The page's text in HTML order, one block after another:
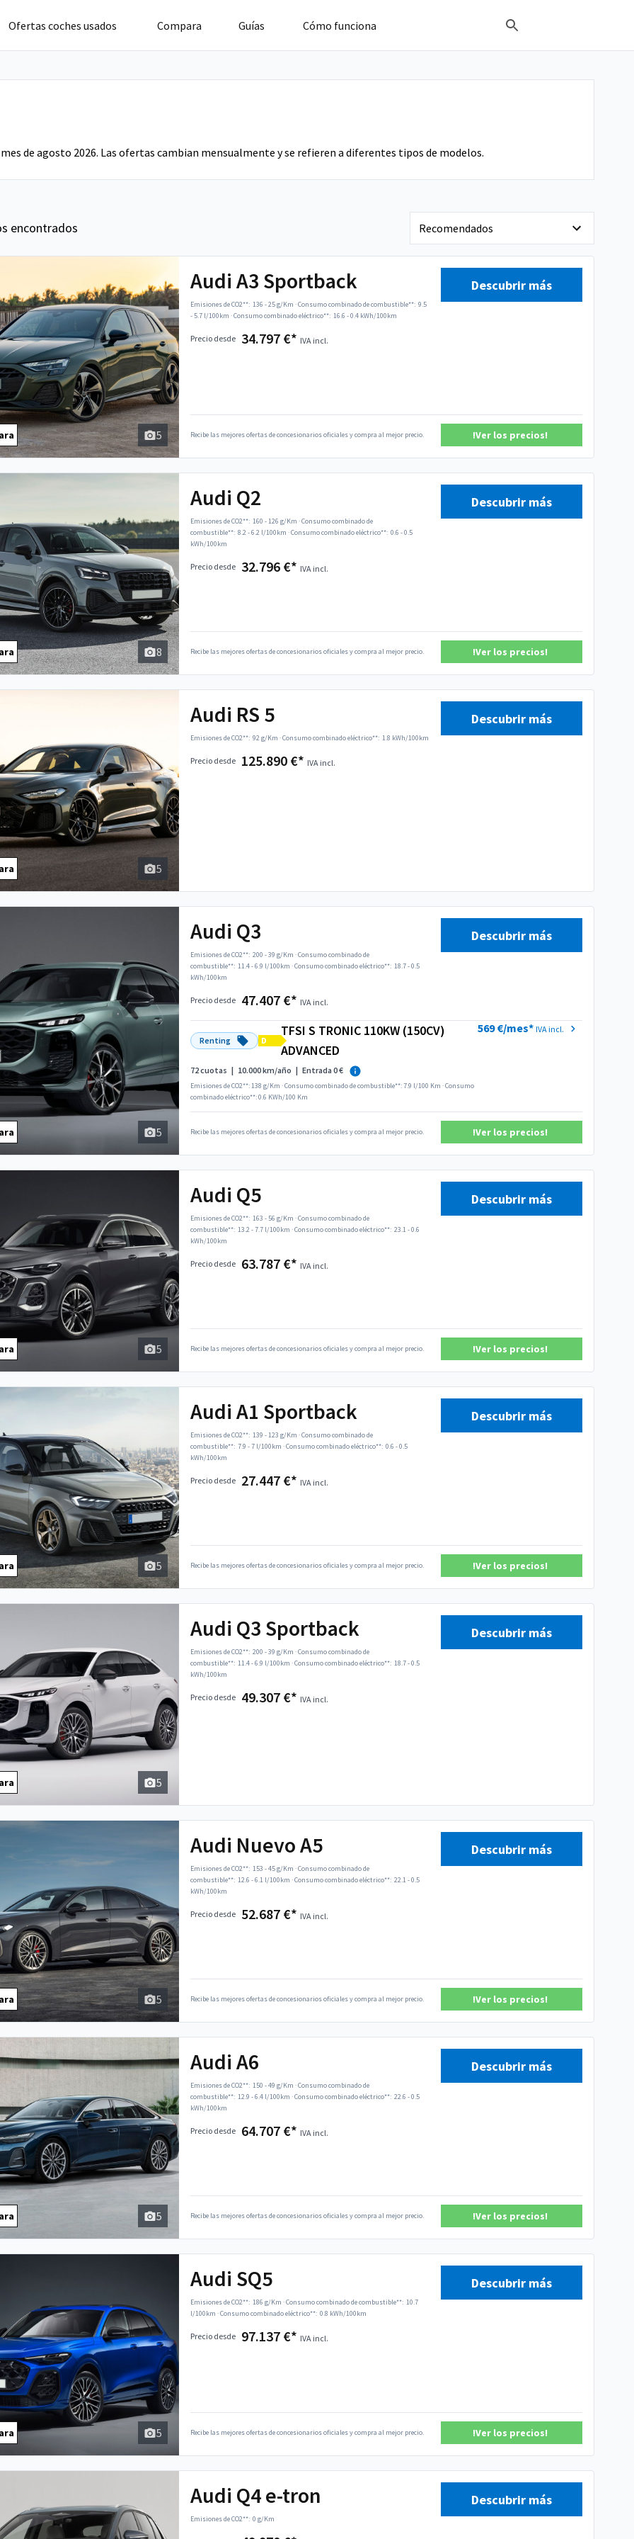
Ofertas coches usados Compara Guías Cómo funciona
de agosto 2026. Las ofertas cambian mensualmente y se refieren a diferentes tipos de modelos.
encontrados
5
Audi A3 Sportback
Emisiones de CO2**: 136 - 25 g/Km ·Consumo combinado de combustible**: 9.5
- 5.7 l/100km ·Consumo combinado eléctrico**: 16.6 - 0.4 kWh/100km
Precio desde 34.797 €* IVA incl.
Descubrir más
Recibe las mejores ofertas de concesionarios oficiales y compra al mejor precio. !Ver los precios!
8
Audi Q2
Emisiones de CO2**: 160 - 126 g/Km ·Consumo combinado de
combustible**: 8.2 - 6.2 l/100km ·Consumo combinado eléctrico**: 0.6 - 0.5
kWh/100km
Precio desde 32.796 €* IVA incl.
Descubrir más
Recibe las mejores ofertas de concesionarios oficiales y compra al mejor precio. !Ver los precios!
5
Audi RS 5
Emisiones de CO2**: 92 g/Km ·Consumo combinado eléctrico**: 1.8 kWh/100km
Precio desde 125.890 €* IVA incl.
Descubrir más
5
Audi Q3
Emisiones de CO2**: 200 - 39 g/Km ·Consumo combinado de
combustible**: 11.4 - 6.9 l/100km ·Consumo combinado eléctrico**: 18.7 - 0.5
kWh/100km
Precio desde 47.407 €* IVA incl.
Descubrir más
Renting D
TFSI S TRONIC 110KW (150CV)
ADVANCED
72 cuotas | 10.000 km/año | Entrada 0 €
Emisiones de CO2**: 138 g/Km ·Consumo combinado de combustible**: 7.9 l/100 Km ·Consumo
combinado eléctrico**: 0.6 KWh/100 Km
569 €/mes* IVA incl.
Recibe las mejores ofertas de concesionarios oficiales y compra al mejor precio. !Ver los precios!
5
Audi Q5
Emisiones de CO2**: 163 - 56 g/Km ·Consumo combinado de
combustible**: 13.2 - 7.7 l/100km ·Consumo combinado eléctrico**: 23.1 - 0.6
kWh/100km
Precio desde 63.787 €* IVA incl.
Descubrir más
Recibe las mejores ofertas de concesionarios oficiales y compra al mejor precio. !Ver los precios!
5
Audi A1 Sportback
Emisiones de CO2**: 139 - 123 g/Km ·Consumo combinado de
combustible**: 7.9 - 7 l/100km ·Consumo combinado eléctrico**: 0.6 - 0.5
kWh/100km
Precio desde 27.447 €* IVA incl.
Descubrir más
Recibe las mejores ofertas de concesionarios oficiales y compra al mejor precio. !Ver los precios!
5
Audi Q3 Sportback
Emisiones de CO2**: 200 - 39 g/Km ·Consumo combinado de
combustible**: 11.4 - 6.9 l/100km ·Consumo combinado eléctrico**: 18.7 - 0.5
kWh/100km
Precio desde 49.307 €* IVA incl.
Descubrir más
5
Audi Nuevo A5
Emisiones de CO2**: 153 - 45 g/Km ·Consumo combinado de
combustible**: 12.6 - 6.1 l/100km ·Consumo combinado eléctrico**: 22.1 - 0.5
kWh/100km
Precio desde 52.687 €* IVA incl.
Descubrir más
Recibe las mejores ofertas de concesionarios oficiales y compra al mejor precio. !Ver los precios!
5
Audi A6
Emisiones de CO2**: 150 - 49 g/Km ·Consumo combinado de
combustible**: 12.9 - 6.4 l/100km ·Consumo combinado eléctrico**: 22.6 - 0.5
kWh/100km
Precio desde 64.707 €* IVA incl.
Descubrir más
Recibe las mejores ofertas de concesionarios oficiales y compra al mejor precio. !Ver los precios!
5
Audi SQ5
Emisiones de CO2**: 186 g/Km ·Consumo combinado de combustible**: 10.7
l/100km ·Consumo combinado eléctrico**: 0.8 kWh/100km
Precio desde 97.137 €* IVA incl.
Descubrir más
Recibe las mejores ofertas de concesionarios oficiales y compra al mejor precio. !Ver los precios!
Audi Q4 e-tron
Emisiones de CO2**: 0 g/Km
Descubrir más